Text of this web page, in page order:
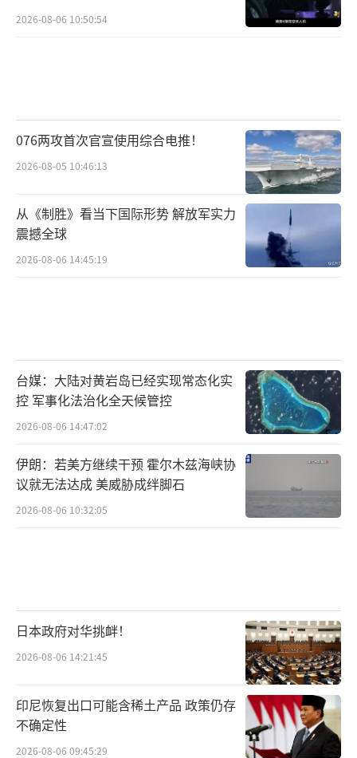
2026-08-06 10:50:54
076两攻首次官宣使用综合电推！
2026-08-05 10:46:13
从《制胜》看当下国际形势 解放军实力
震撼全球
2026-08-06 14:45:19
台媒：大陆对黄岩岛已经实现常态化实
控 军事化法治化全天候管控
2026-08-06 14:47:02
伊朗：若美方继续干预 霍尔木兹海峡协
议就无法达成 美威胁成绊脚石
2026-08-06 10:32:05
日本政府对华挑衅！
2026-08-06 14:21:45
印尼恢复出口可能含稀土产品 政策仍存
不确定性
2026-08-06 09:45:29